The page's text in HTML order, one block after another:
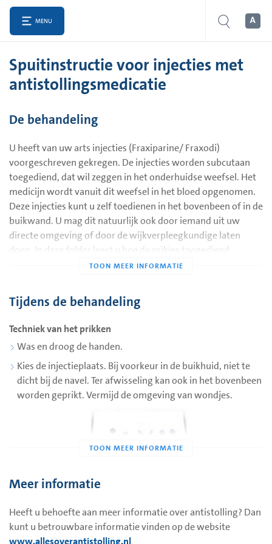
MENU
Spuitinstructie voor injecties met
antistollingsmedicatie
De behandeling
U heeft van uw arts injecties (Fraxiparine/ Fraxodi)
voorgeschreven gekregen. De injecties worden subcutaan
toegediend, dat wil zeggen in het onderhuidse weefsel. Het
medicijn wordt vanuit dit weefsel in het bloed opgenomen.
Deze injecties kunt u zelf toedienen in het bovenbeen of in de
buikwand. U mag dit natuurlijk ook door iemand uit uw
directe omgeving of door de wijkverpleegkundige laten
doen. In deze folder leest u hoe de prikjes toegediend
De wijkverpleegkundige kan u begeleiden bij het prikken. De
wijkverpleegkundige voor u in.
Tijdens de behandeling
Techniek van het prikken
Was en droog de handen.
Kies de injectieplaats. Bij voorkeur in de buikhuid, niet te
dicht bij de navel. Ter afwisseling kan ook in het bovenbeen
worden geprikt. Vermijd de omgeving van wondjes.
Meer informatie
Heeft u behoefte aan meer informatie over antistolling? Dan
kunt u betrouwbare informatie vinden op de website
www.allesoverantistolling.nl